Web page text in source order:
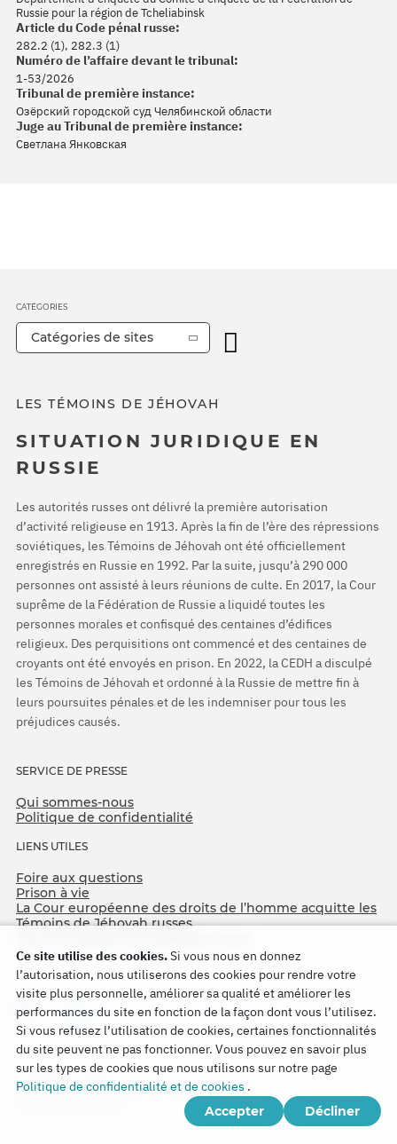
Russie pour la région de Tcheliabinsk
Article du Code pénal russe:
282.2 (1), 282.3 (1)
Numéro de l’affaire devant le tribunal:
1-53/2026
Tribunal de première instance:
Озёрский городской суд Челябинской области
Juge au Tribunal de première instance:
Светлана Янковская
LES TÉMOINS DE JÉHOVAH
SITUATION JURIDIQUE EN
RUSSIE
Les autorités russes ont délivré la première autorisation
d’activité religieuse en 1913. Après la fin de l’ère des répressions
soviétiques, les Témoins de Jéhovah ont été officiellement
enregistrés en Russie en 1992. Par la suite, jusqu’à 290 000
personnes ont assisté à leurs réunions de culte. En 2017, la Cour
suprême de la Fédération de Russie a liquidé toutes les
personnes morales et confisqué des centaines d’édifices
religieux. Des perquisitions ont commencé et des centaines de
croyants ont été envoyés en prison. En 2022, la CEDH a disculpé
les Témoins de Jéhovah et ordonné à la Russie de mettre fin à
leurs poursuites pénales et de les indemniser pour tous les
préjudices causés.
SERVICE DE PRESSE
Qui sommes-nous
Politique de confidentialité
LIENS UTILES
Foire aux questions
Prison à vie
La Cour européenne des droits de l’homme acquitte les
Témoins de Jéhovah russes
CATÉGORIES
Catégories de sites
Copyright © 2026
Watch Tower Bible and Tract Society of Korea.
Ce site utilise des cookies.Si vous nous en donnez
l’autorisation, nous utiliserons des cookies pour rendre votre
visite plus personnelle, améliorer sa qualité et améliorer les
performances du site en fonction de la façon dont vous l’utilisez.
Si vous refusez l’utilisation de cookies, certaines fonctionnalités
du site peuvent ne pas fonctionner. Vous pouvez en savoir plus
sur les types de cookies que nous utilisons sur notre page
Politique de confidentialité et de cookies .
Accepter
Décliner